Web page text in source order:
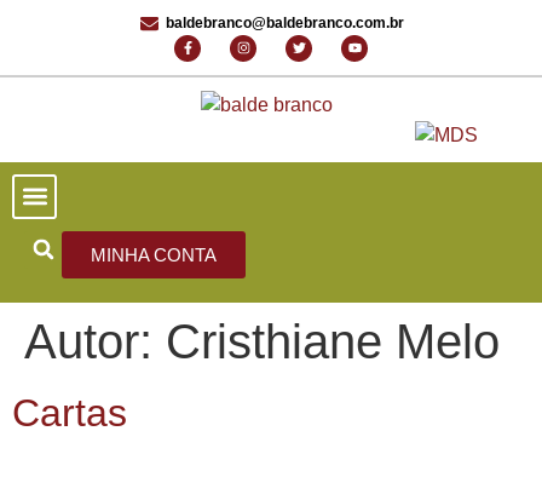
baldebranco@baldebranco.com.br
MINHA CONTA
Autor: Cristhiane Melo
Cartas